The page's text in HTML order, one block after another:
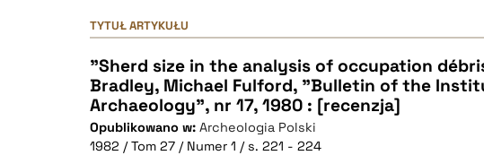
TYTUŁ ARTYKUŁU
"Sherd size in the analysis of occupation
Bradley, Michael Fulford, "Bulletin of the
Archaeology", nr 17, 1980 : [recenzja]
Opublikowano w: Archeologia Polski
1982 / Tom 27 / Numer 1 / s. 221 - 224